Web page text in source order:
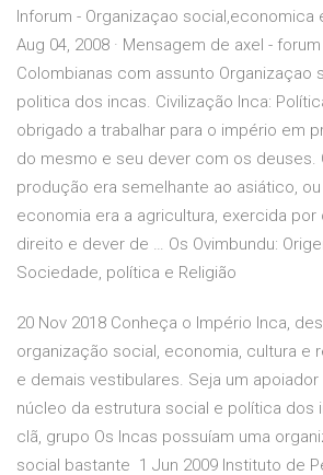
Inforum - Organizaçao
Aug 04, 2008 · Mensagem de axel -
Colombianas com assunto Organizaçao
politica dos incas. Civilização Inca:
obrigado a trabalhar para o império em
do mesmo e seu dever com os deuses.
produção era semelhante ao asiático,
economia era a agricultura, exercida
direito e dever de … Os Ovimbundu:
Sociedade, política e Religião
20 Nov 2018 Conheça o Império Inca,
organização social, economia, cultura e
e demais vestibulares. Seja um apoiador
núcleo da estrutura social e política dos
clã, grupo Os Incas possuíam uma
social bastante 1 Jun 2009 Instituto de